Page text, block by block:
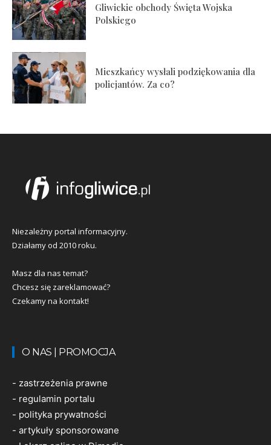
Gliwickie obchody Święta Wojska
Polskiego
Mieszkańcy wysłali podziękowania dla
policjantów. Za co?
Niezależny portal informacyjny.
Działamy od 2010 roku.
Masz dla nas temat?
Chcesz się zareklamować?
Czekamy na kontakt!
O NAS | PROMOCJA
- zastrzeżenia prawne
- regulamin portalu
- polityka prywatności
- artykuły sponsorowane